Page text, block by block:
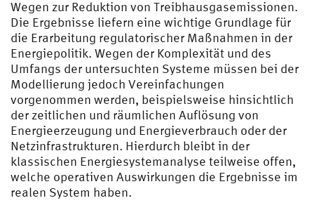
Wegen zur Reduktion von Treibhausgasemissionen.
Die Ergebnisse liefern eine wichtige Grundlage für
die Erarbeitung regulatorischer Maßnahmen in der
Energiepolitik. Wegen der Komplexität und des
Umfangs der untersuchten Systeme müssen bei der
Modellierung jedoch Vereinfachungen
vorgenommen werden, beispielsweise hinsichtlich
der zeitlichen und räumlichen Auflösung von
Energieerzeugung und Energieverbrauch oder der
Netzinfrastrukturen. Hierdurch bleibt in der
klassischen Energiesystemanalyse teilweise offen,
welche operativen Auswirkungen die Ergebnisse im
realen System haben.